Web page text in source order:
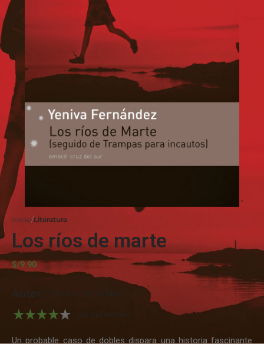
Inicio Literatura
Los ríos de marte
S/9.90
Autor:
Yeniva Fernandez
(4) opiniones
Un probable caso de dobles dispara una historia fascinante